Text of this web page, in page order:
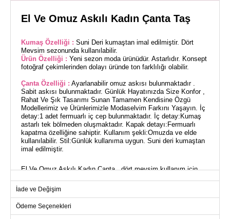
El Ve Omuz Askılı Kadın Çanta Taş
Kumaş Özelliği : Suni Deri kumaştan imal edilmiştir. Dört
Mevsim sezonunda kullanılabilir.
Ürün Özelliği : Yeni sezon moda ürünüdür. Astarlıdır. Konsept
fotoğraf çekimlerinden dolayı üründe ton farklılığı olabilir.
Çanta Özelliği : Ayarlanabilir omuz askısı bulunmaktadır .
Sabit askısı bulunmaktadır. Günlük Hayatınızda Size Konfor ,
Rahat Ve Şık Tasarımı Sunan Tamamen Kendisine Özgü
Modellerimiz ve Ürünlerimizle Modaselvim Farkını Yaşayın. İç
detay:1 adet fermuarlı iç cep bulunmaktadır. İç detay:Kumaş
astarlı tek bölmeden oluşmaktadır. Kapak detayı:Fermuarlı
kapatma özelliğine sahiptir. Kullanım şekli:Omuzda ve elde
kullanılabilir. Stil:Günlük kullanıma uygun. Suni deri kumaştan
imal edilmiştir.
El Ve Omuz Askılı Kadın Çanta , dört mevsim kullanım için
malzemeden yapılan çanta, astarlıdır ve uzun ömürlüdür.
Rahat taşıma için ayarlanabilir ve sabit omuz askılarına
sahiptir. Şık ve konforlu tasarımı, her günlük kullanımda sizi
öne çıkarır. Çantanın iç kısmında bir adet fermuarlı cep ve tek
İade ve Değişim
Ödeme Seçenekleri